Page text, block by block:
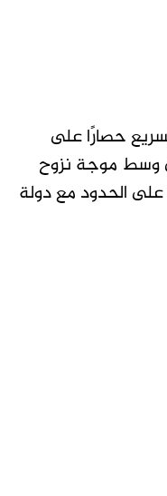
حصارًا على
وسط موجة نزوح
الحدود مع دولة